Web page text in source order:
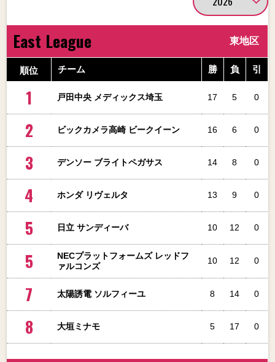
East League 東地区
順位 チーム 勝 負 引
1 戸田中央 メディックス埼玉 17 5 0
2 ビックカメラ高崎 ビークイーン 16 6 0
3 デンソー ブライトペガサス 14 8 0
4 ホンダ リヴェルタ 13 9 0
5 日立 サンディーバ 10 12 0
5
NECプラットフォームズ レッドフ
ァルコンズ
10 12 0
7 太陽誘電 ソルフィーユ 8 14 0
8 大垣ミナモ 5 17 0